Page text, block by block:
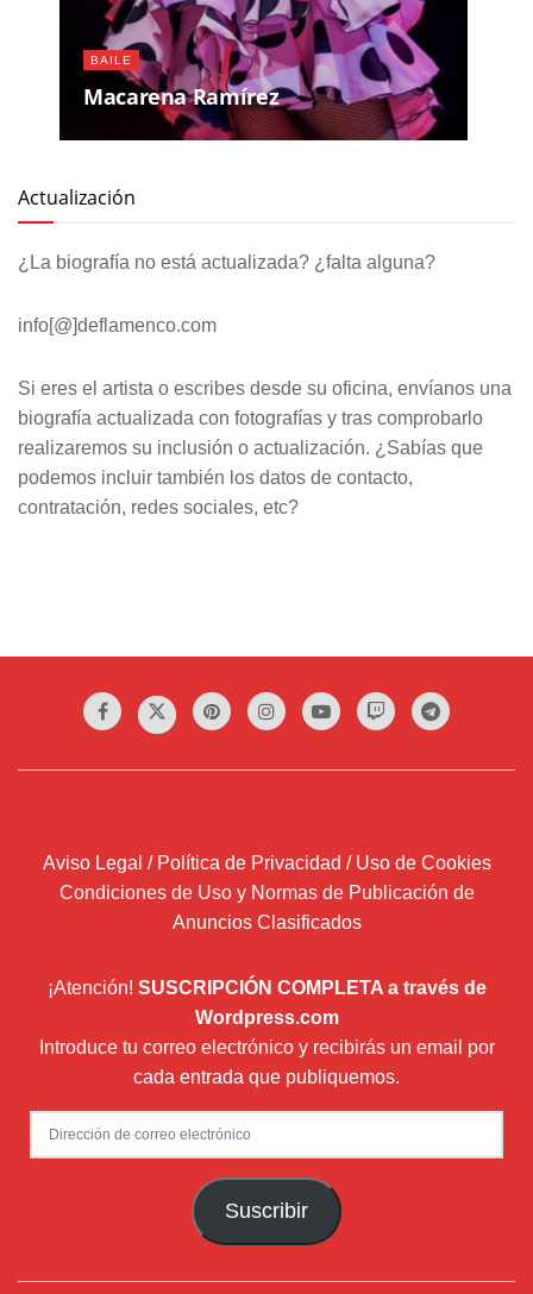
BAILE
Macarena Ramírez
Actualización
¿La biografía no está actualizada? ¿falta alguna?
info[@]deflamenco.com
Si eres el artista o escribes desde su oficina, envíanos una
biografía actualizada con fotografías y tras comprobarlo
realizaremos su inclusión o actualización. ¿Sabías que
podemos incluir también los datos de contacto,
contratación, redes sociales, etc?
Aviso Legal / Política de Privacidad / Uso de Cookies
Condiciones de Uso y Normas de Publicación de
Anuncios Clasificados
¡Atención! SUSCRIPCIÓN COMPLETA a través de
Wordpress.com
Introduce tu correo electrónico y recibirás un email por
cada entrada que publiquemos.
Dirección
de
Suscribir